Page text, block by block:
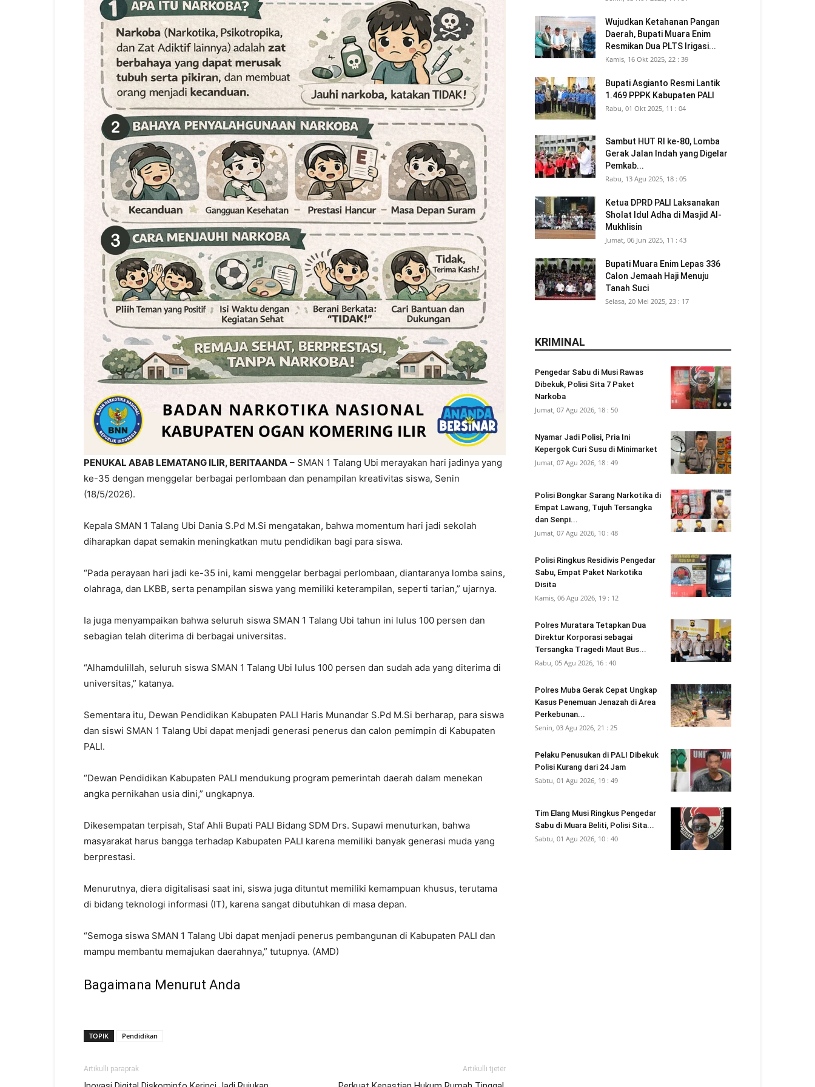
PENUKAL ABAB LEMATANG ILIR, BERITAANDA – SMAN 1 Talang Ubi merayakan hari jadinya yang
ke-35 dengan menggelar berbagai perlombaan dan penampilan kreativitas siswa, Senin
(18/5/2026).
Kepala SMAN 1 Talang Ubi Dania S.Pd M.Si mengatakan, bahwa momentum hari jadi sekolah
diharapkan dapat semakin meningkatkan mutu pendidikan bagi para siswa.
“Pada perayaan hari jadi ke-35 ini, kami menggelar berbagai perlombaan, diantaranya lomba sains,
olahraga, dan LKBB, serta penampilan siswa yang memiliki keterampilan, seperti tarian,” ujarnya.
Ia juga menyampaikan bahwa seluruh siswa SMAN 1 Talang Ubi tahun ini lulus 100 persen dan
sebagian telah diterima di berbagai universitas.
“Alhamdulillah, seluruh siswa SMAN 1 Talang Ubi lulus 100 persen dan sudah ada yang diterima di
universitas,” katanya.
Sementara itu, Dewan Pendidikan Kabupaten PALI Haris Munandar S.Pd M.Si berharap, para siswa
dan siswi SMAN 1 Talang Ubi dapat menjadi generasi penerus dan calon pemimpin di Kabupaten
PALI.
“Dewan Pendidikan Kabupaten PALI mendukung program pemerintah daerah dalam menekan
angka pernikahan usia dini,” ungkapnya.
Dikesempatan terpisah, Staf Ahli Bupati PALI Bidang SDM Drs. Supawi menuturkan, bahwa
masyarakat harus bangga terhadap Kabupaten PALI karena memiliki banyak generasi muda yang
berprestasi.
Menurutnya, diera digitalisasi saat ini, siswa juga dituntut memiliki kemampuan khusus, terutama
di bidang teknologi informasi (IT), karena sangat dibutuhkan di masa depan.
“Semoga siswa SMAN 1 Talang Ubi dapat menjadi penerus pembangunan di Kabupaten PALI dan
mampu membantu memajukan daerahnya,” tutupnya. (AMD)
Bagaimana Menurut Anda
TOPIK Pendidikan
Artikulli paraprak Artikulli tjetër
Wujudkan Ketahanan Pangan
Daerah, Bupati Muara Enim
Resmikan Dua PLTS Irigasi...
Kamis, 16 Okt 2025, 22 : 39
Bupati Asgianto Resmi Lantik
1.469 PPPK Kabupaten PALI
Rabu, 01 Okt 2025, 11 : 04
Sambut HUT RI ke-80, Lomba
Gerak Jalan Indah yang Digelar
Pemkab...
Rabu, 13 Agu 2025, 18 : 05
Ketua DPRD PALI Laksanakan
Sholat Idul Adha di Masjid Al-
Mukhlisin
Jumat, 06 Jun 2025, 11 : 43
Bupati Muara Enim Lepas 336
Calon Jemaah Haji Menuju
Tanah Suci
Selasa, 20 Mei 2025, 23 : 17
KRIMINAL
Pengedar Sabu di Musi Rawas
Dibekuk, Polisi Sita 7 Paket
Narkoba
Jumat, 07 Agu 2026, 18 : 50
Nyamar Jadi Polisi, Pria Ini
Kepergok Curi Susu di Minimarket
Jumat, 07 Agu 2026, 18 : 49
Polisi Bongkar Sarang Narkotika di
Empat Lawang, Tujuh Tersangka
dan Senpi...
Jumat, 07 Agu 2026, 10 : 48
Polisi Ringkus Residivis Pengedar
Sabu, Empat Paket Narkotika
Disita
Kamis, 06 Agu 2026, 19 : 12
Polres Muratara Tetapkan Dua
Direktur Korporasi sebagai
Tersangka Tragedi Maut Bus...
Rabu, 05 Agu 2026, 16 : 40
Polres Muba Gerak Cepat Ungkap
Kasus Penemuan Jenazah di Area
Perkebunan...
Senin, 03 Agu 2026, 21 : 25
Pelaku Penusukan di PALI Dibekuk
Polisi Kurang dari 24 Jam
Sabtu, 01 Agu 2026, 19 : 49
Tim Elang Musi Ringkus Pengedar
Sabu di Muara Beliti, Polisi Sita...
Sabtu, 01 Agu 2026, 10 : 40